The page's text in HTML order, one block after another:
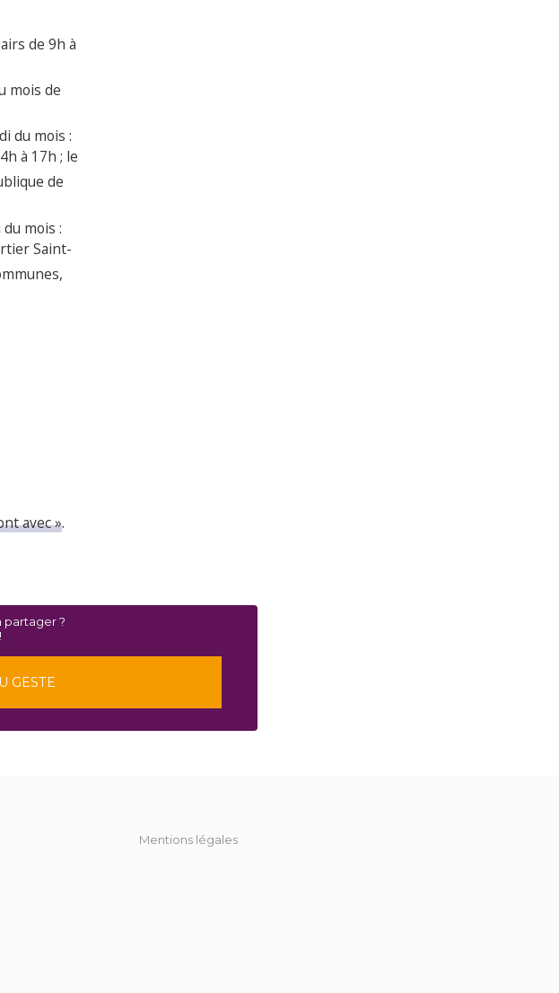
de 9h à
mois de
du mois :
à 17h ; le
de
mois :
Saint-
avec ».
partager ?
GESTE
Mentions légales